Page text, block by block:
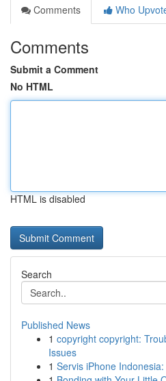
Comments
Who
Comments
Submit a Comment
No HTML
HTML is disabled
Search
Published News
1 copyright copyright:
Issues
1 Servis iPhone